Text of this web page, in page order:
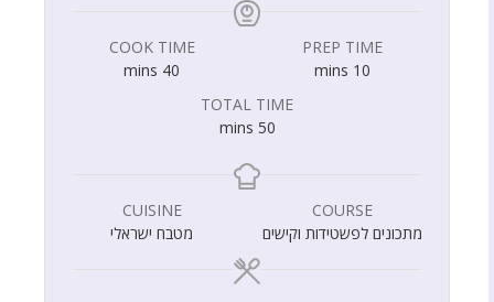
PREP TIME
10
mins
COOK TIME
40
mins
TOTAL TIME
50
mins
COURSE
מתכונים לפשטידות וקישים
CUISINE
מטבח ישראלי